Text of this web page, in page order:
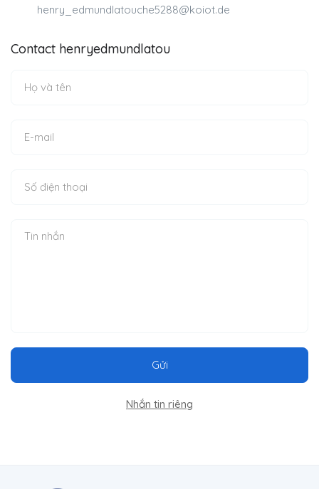
henry_edmundlatouche5288@koiot.de
Contact henryedmundlatou
Gửi
Nhắn tin riêng